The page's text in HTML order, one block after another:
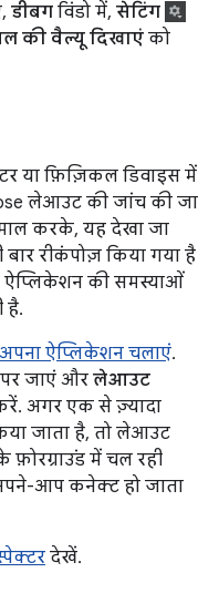
डीबग विंडो में, सेटिंग
की वैल्यू दिखाएं को
या फ़िज़िकल डिवाइस में
लेआउट की जांच की जा
करके, यह देखा जा
रीकंपोज़ किया गया है
ऐप्लिकेशन की समस्याओं
है.
अपना ऐप्लिकेशन चलाएं.
पर जाएं और लेआउट
अगर एक से ज़्यादा
जाता है, तो लेआउट
में चल रही
आप कनेक्ट हो जाता
देखें.